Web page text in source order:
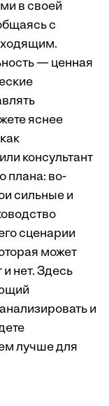
в своей
с
— ценная
яснее
консультант
плана: во-
сильные и
сценарии
может
нет. Здесь
и
лучше для